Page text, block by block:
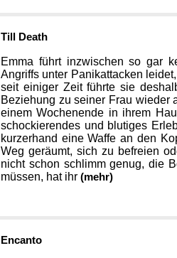
Till Death
Emma führt inzwischen so gar
Angriffs unter Panikattacken
seit einiger Zeit führte sie
Beziehung zu seiner Frau wieder
einem Wochenende in ihrem
schockierendes und blutiges
kurzerhand eine Waffe an den
Weg geräumt, sich zu befreien
nicht schon schlimm genug, die
müssen, hat ihr (mehr)
Encanto